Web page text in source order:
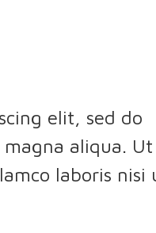
elit, sed do
aliqua.
laboris nisi